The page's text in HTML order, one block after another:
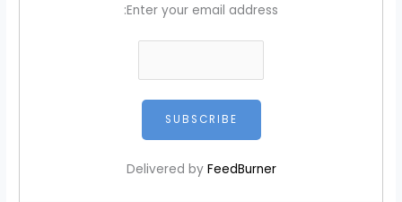
Enter your email address:
Delivered by FeedBurner